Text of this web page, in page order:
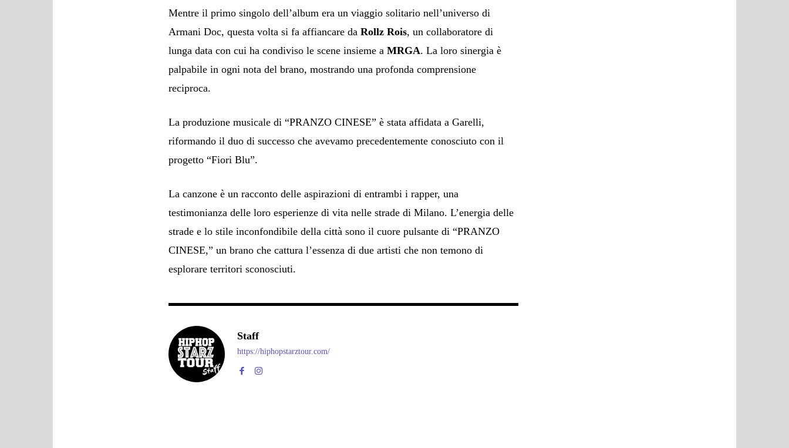
Mentre il primo singolo dell’album era un viaggio solitario nell’universo di
Armani Doc, questa volta si fa affiancare daRollz Rois, un collaboratore di
lunga data con cui ha condiviso le scene insieme aMRGA. La loro sinergia è
palpabile in ogni nota del brano, mostrando una profonda comprensione
reciproca.
La produzione musicale di “PRANZO CINESE” è stata affidata a Garelli,
riformando il duo di successo che avevamo precedentemente conosciuto con il
progetto “Fiori Blu”.
La canzone è un racconto delle aspirazioni di entrambi i rapper, una
testimonianza delle loro esperienze di vita nelle strade di Milano. L’energia delle
strade e lo stile inconfondibile della città sono il cuore pulsante di “PRANZO
CINESE,” un brano che cattura l’essenza di due artisti che non temono di
esplorare territori sconosciuti.
Staff
https://hiphopstarztour.com/